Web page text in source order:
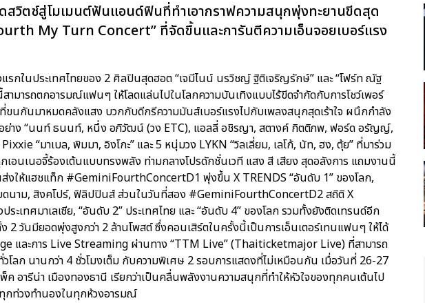
สวิตช์สู่โมเมนต์ฟันแอนด์ฟินที่ทำเอากราฟความสนุกพุ่งทะยานขีดสุด
My Turn Concert” ที่จัดขึ้นและการันตีความเอ็นจอยเบอร์แรง
รกในประเทศไทยของ 2 ศิลปินสุดฮอต “เจมีไนน์ นรวิชญ์ ฐิติเจริญรักษ์” และ “โฟร์ท ณัฐ
ามารถตกอารมณ์แฟนๆ ให้โลดแล่นไปในโลกความบันเทิงแบบไร้ขีดจำกัดกับการโชว์เพอร์
ที่ขนกันมาหมดคลังแสง บวกกับดีกรีความมันส์เบอร์แรงไปกับเพลงสนุกสุดเร้าใจ ผนึกกำลัง
าง “นนท์ ธนนท์, หนึ่ง อภิวัฒน์ (วง ETC), แอลลี่ อชิรญา, สตางค์ กิตติภพ, ฟอร์ด อรัญญ์,
“มาเบล, พิมมา, อิงโกะ” และ 5 หนุ่มวง LYKN “วิลเลี่ยม, เลโก้, นัท, ฮง, ตุ้ย” ที่มาร่วม
เอนเนอจี้ร้องเต้นแบบทรงพลัง ท่ามกลางโปรดักชั่นเวที แสง สี เสียง สุดอลังการ แถมงานนี้
งให้แฮชแท็ก #GeminiFourthConcertD1 พุ่งขึ้น X TRENDS “อันดับ 1” ของโลก,
วียดนาม, สิงคโปร์, ฟิลิปปินส์ ส่วนในวันที่สอง #GeminiFourthConcertD2 สถิติ X
ระเทศมาเลเซีย, “อันดับ 2” ประเทศไทย และ “อันดับ 4” ของโลก รวมทั้งยังติดเทรนด์อีก
ง 2 วันมียอดพุ่งสูงกว่า 2 ล้านโพสต์ ซึ่งคอนเสิร์ตในครั้งนี้เป็นการเอ็นเตอร์เทนแฟนๆ ให้ได้
และการ Live Streaming ผ่านทาง “TTM Live” (Thaiticketmajor Live) ที่สามารถ
โลก นานกว่า 4 ชั่วโมงเต็ม กับความพิเศษ 2 รอบการแสดงที่ไม่เหมือนกัน เมื่อวันที่ 26-27
อารีน่า เมืองทองธานี เรียกว่าเป็นคลื่นพลังงานความสนุกที่ทำให้หัวใจของทุกคนเต้นไป
กท่วงทำนองในทุกห้วงอารมณ์